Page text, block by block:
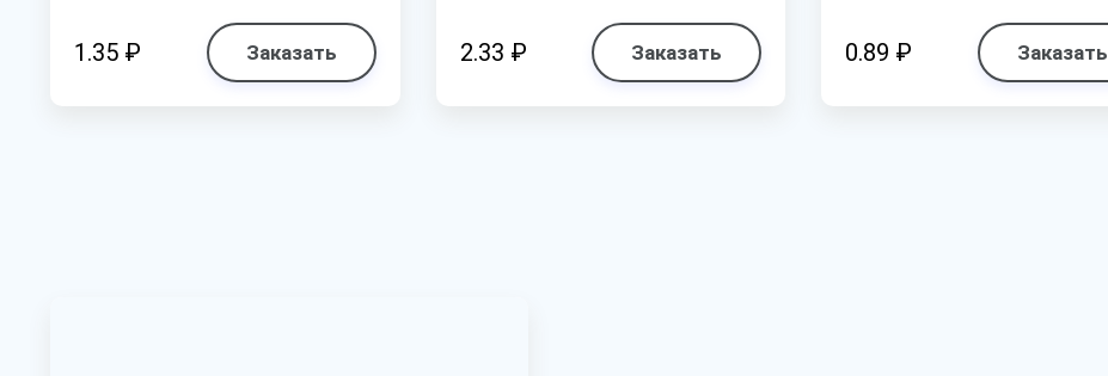
1.35 ₽ Заказать 2.33 ₽ Заказать 0.89 ₽ Заказать